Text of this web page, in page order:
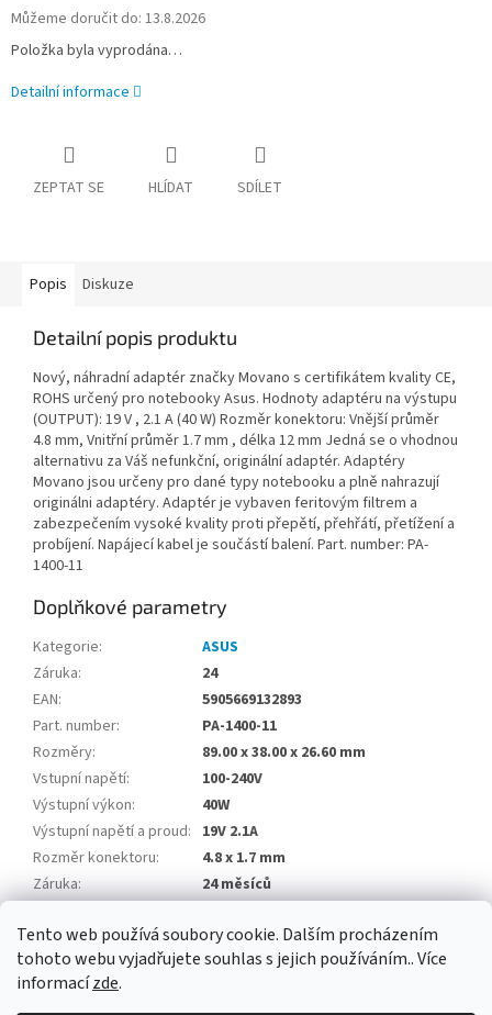
Tento web používá soubory cookie. Dalším procházením
tohoto webu vyjadřujete souhlas s jejich používáním.. Více
informacízde.
Můžeme doručit do: 13.8.2026
Položka byla vyprodána…
Detailní informace
ZEPTAT SE HLÍDAT SDÍLET
Popis Diskuze
Detailní popis produktu
Nový, náhradní adaptér značky Movano s certifikátem kvality CE,
ROHS určený pro notebooky Asus. Hodnoty adaptéru na výstupu
(OUTPUT): 19 V , 2.1 A (40 W) Rozměr konektoru: Vnější průměr
4.8 mm, Vnitřní průměr 1.7 mm , délka 12 mm Jedná se o vhodnou
alternativu za Váš nefunkční, originální adaptér. Adaptéry
Movano jsou určeny pro dané typy notebooku a plně nahrazují
originálni adaptéry. Adaptér je vybaven feritovým filtrem a
zabezpečením vysoké kvality proti přepětí, přehřátí, přetížení a
probíjení. Napájecí kabel je součástí balení. Part. number: PA-
1400-11
Doplňkové parametry
Kategorie:
ASUS
Záruka:
24
EAN:
5905669132893
Part. number:
PA-1400-11
Rozměry:
89.00 x 38.00 x 26.60 mm
Vstupní napětí:
100-240V
Výstupní výkon:
40W
Výstupní napětí a proud: 19V 2.1A
Rozměr konektoru:
4.8 x 1.7 mm
Záruka:
24 měsíců
Položka byla vyprodána…